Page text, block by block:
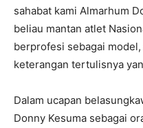
sahabat kami Almarhum
beliau mantan atlet
berprofesi sebagai model,
keterangan tertulisnya
Dalam ucapan
Donny Kesuma sebagai